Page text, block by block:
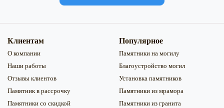
Клиентам
О компании
Наши работы
Отзывы клиентов
Памятник в рассрочку
Памятники со скидкой
Популярное
Памятники на могилу
Благоустройство могил
Установка памятников
Памятники из мрамора
Памятники из гранита